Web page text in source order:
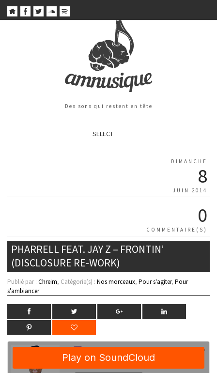
Des sons qui restent en tête
SELECT
DIMANCHE
8
JUIN 2014
0
COMMENTAIRE(S)
PHARRELL FEAT. JAY Z – FRONTIN’
(DISCLOSURE RE-WORK)
Publié par : Chreim, Catégorie(s) : Nos morceaux, Pour s'agiter, Pour
s'ambiancer